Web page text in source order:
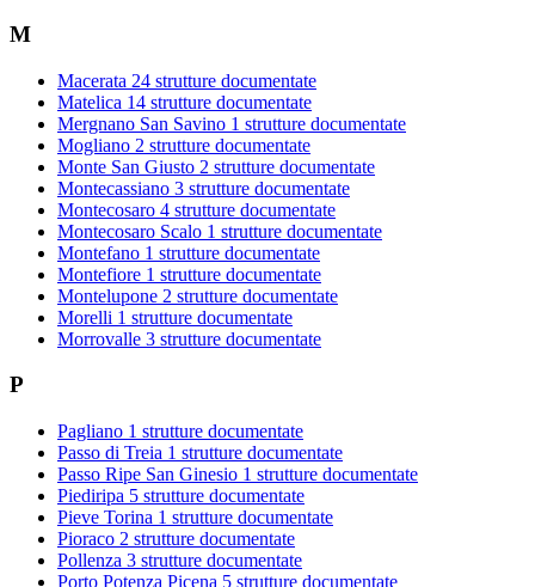
M
Macerata 24 strutture documentate
Matelica 14 strutture documentate
Mergnano San Savino 1 strutture documentate
Mogliano 2 strutture documentate
Monte San Giusto 2 strutture documentate
Montecassiano 3 strutture documentate
Montecosaro 4 strutture documentate
Montecosaro Scalo 1 strutture documentate
Montefano 1 strutture documentate
Montefiore 1 strutture documentate
Montelupone 2 strutture documentate
Morelli 1 strutture documentate
Morrovalle 3 strutture documentate
P
Pagliano 1 strutture documentate
Passo di Treia 1 strutture documentate
Passo Ripe San Ginesio 1 strutture documentate
Piediripa 5 strutture documentate
Pieve Torina 1 strutture documentate
Pioraco 2 strutture documentate
Pollenza 3 strutture documentate
Porto Potenza Picena 5 strutture documentate